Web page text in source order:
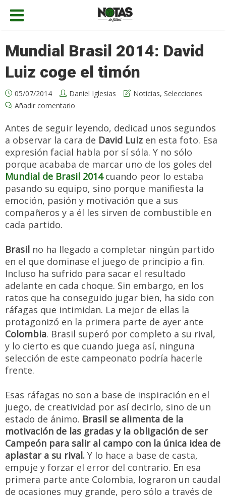
Mundial Brasil 2014: David
Luiz coge el timón
05/07/2014 Daniel Iglesias Noticias, Selecciones
Añadir comentario
Antes de seguir leyendo, dedicad unos segundos
a observar la cara de David Luiz en esta foto. Esa
expresión facial habla por sí sóla. Y no sólo
porque acababa de marcar uno de los goles del
Mundial de Brasil 2014cuando peor lo estaba
pasando su equipo, sino porque manifiesta la
emoción, pasión y motivación que a sus
compañeros y a él les sirven de combustible en
cada partido.
Brasil no ha llegado a completar ningún partido
en el que dominase el juego de principio a fin.
Incluso ha sufrido para sacar el resultado
adelante en cada choque. Sin embargo, en los
ratos que ha conseguido jugar bien, ha sido con
ráfagas que intimidan. La mejor de ellas la
protagonizó en la primera parte de ayer ante
Colombia. Brasil superó por completo a su rival,
y lo cierto es que cuando juega así, ninguna
selección de este campeonato podría hacerle
frente.
Esas ráfagas no son a base de inspiración en el
juego, de creatividad por así decirlo, sino de un
estado de ánimo. Brasil se alimenta de la
motivación de las gradas y la obligación de ser
Campeón para salir al campo con la única idea de
aplastar a su rival. Y lo hace a base de casta,
empuje y forzar el error del contrario. En esa
primera parte ante Colombia, lograron un caudal
de ocasiones muy grande, pero sólo a través de